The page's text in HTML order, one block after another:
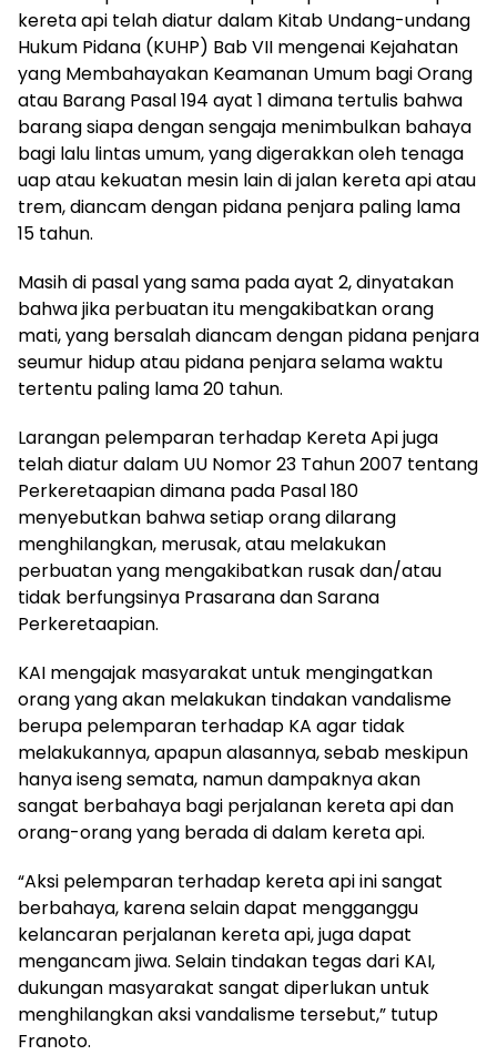
kereta api telah diatur dalam Kitab Undang-undang
Hukum Pidana (KUHP) Bab VII mengenai Kejahatan
yang Membahayakan Keamanan Umum bagi Orang
atau Barang Pasal 194 ayat 1 dimana tertulis bahwa
barang siapa dengan sengaja menimbulkan bahaya
bagi lalu lintas umum, yang digerakkan oleh tenaga
uap atau kekuatan mesin lain di jalan kereta api atau
trem, diancam dengan pidana penjara paling lama
15 tahun.
Masih di pasal yang sama pada ayat 2, dinyatakan
bahwa jika perbuatan itu mengakibatkan orang
mati, yang bersalah diancam dengan pidana penjara
seumur hidup atau pidana penjara selama waktu
tertentu paling lama 20 tahun.
Larangan pelemparan terhadap Kereta Api juga
telah diatur dalam UU Nomor 23 Tahun 2007 tentang
Perkeretaapian dimana pada Pasal 180
menyebutkan bahwa setiap orang dilarang
menghilangkan, merusak, atau melakukan
perbuatan yang mengakibatkan rusak dan/atau
tidak berfungsinya Prasarana dan Sarana
Perkeretaapian.
KAI mengajak masyarakat untuk mengingatkan
orang yang akan melakukan tindakan vandalisme
berupa pelemparan terhadap KA agar tidak
melakukannya, apapun alasannya, sebab meskipun
hanya iseng semata, namun dampaknya akan
sangat berbahaya bagi perjalanan kereta api dan
orang-orang yang berada di dalam kereta api.
“Aksi pelemparan terhadap kereta api ini sangat
berbahaya, karena selain dapat mengganggu
kelancaran perjalanan kereta api, juga dapat
mengancam jiwa. Selain tindakan tegas dari KAI,
dukungan masyarakat sangat diperlukan untuk
menghilangkan aksi vandalisme tersebut,” tutup
Franoto.